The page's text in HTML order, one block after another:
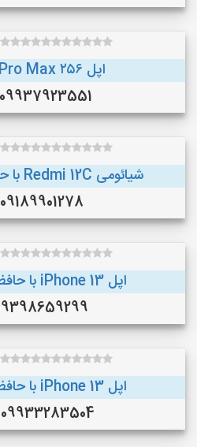
اپل iPhone 11 Pro Max ۲۵۶
09937923551 (بوشهر)
شیائومی Redmi 12C با حافظهٔ ۱۲۸ گیگابایت
09189901278 (ایلام)
اپل iPhone 13 با حافظهٔ ۱۲۸ گیگابایت
09398659299
اپل iPhone 13 با حافظهٔ ۱۲۸ گیگابایت
09933283504 (اردبیل )